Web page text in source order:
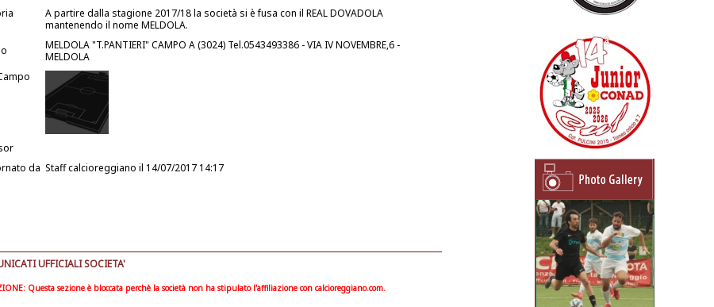
A partire dalla stagione 2017/18 la società si è fusa con il REAL DOVADOLA
mantenendo il nome MELDOLA.
MELDOLA "T.PANTIERI" CAMPO A (3024) Tel.0543493386 - VIA IV NOVEMBRE,6 -
MELDOLA
da Staff calcioreggiano il 14/07/2017 14:17
UFFICIALI SOCIETA'
Questa sezione è bloccata perchè la società non ha stipulato l'affiliazione con calcioreggiano.com.